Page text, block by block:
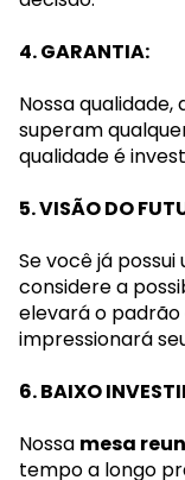
4. GARANTIA:
Nossa qualidade,
superam
qualidade é
5. VISÃO DO
Se você já possui
considere a
elevará o padrão
impressionará
6. BAIXO
Nossa mesa
tempo a longo